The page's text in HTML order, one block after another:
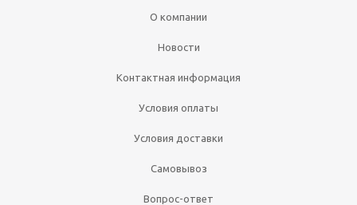
О компании
Новости
Контактная информация
Условия оплаты
Условия доставки
Самовывоз
Вопрос-ответ